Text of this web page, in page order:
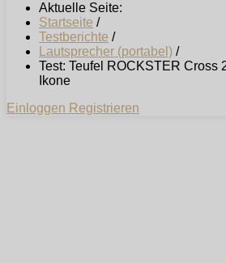
Aktuelle Seite:
Startseite /
Testberichte /
Lautsprecher (portabel) /
Test: Teufel ROCKSTER Cross
Ikone
Einloggen Registrieren